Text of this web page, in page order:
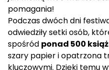
pomagania!
Podczas dwóch dni
odwiedziły setki osób,
spośród ponad 500
szary papier i opatrzona
kluczowymi. Dzięki temu